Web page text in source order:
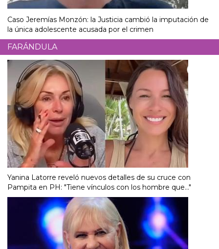
Caso Jeremías Monzón: la Justicia cambió la imputación de
la única adolescente acusada por el crimen
FARÁNDULA
Yanina Latorre reveló nuevos detalles de su cruce con
Pampita en PH: "Tiene vínculos con los hombre que..."